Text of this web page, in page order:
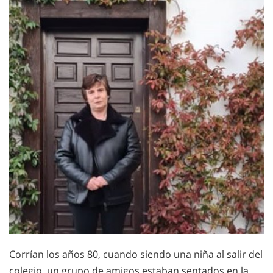
Corrían los años 80, cuando siendo una niña al salir del